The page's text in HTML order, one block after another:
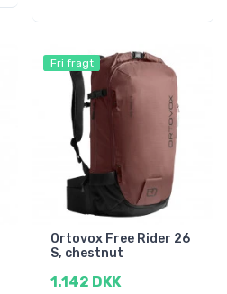
Fri fragt
Ortovox Free Rider 26
S, chestnut
1.142 DKK